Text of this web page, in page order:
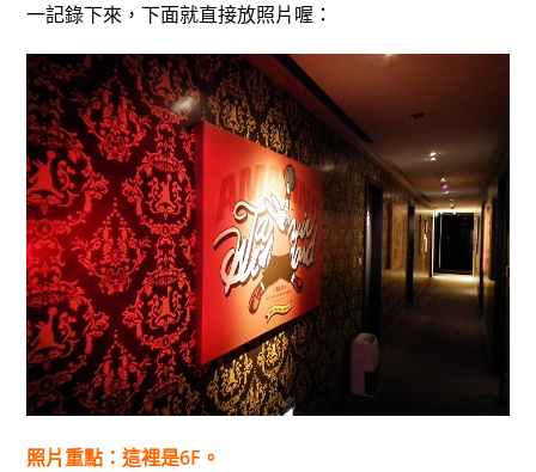
一記錄下來，下面就直接放照片喔：
照片重點：這裡是6F。